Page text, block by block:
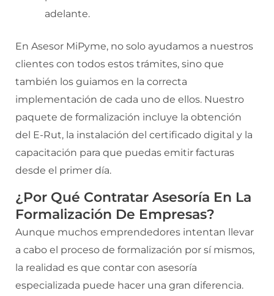
adelante.
En Asesor MiPyme, no solo ayudamos a nuestros
clientes con todos estos trámites, sino que
también los guiamos en la correcta
implementación de cada uno de ellos. Nuestro
paquete de formalización incluye la obtención
del E-Rut, la instalación del certificado digital y la
capacitación para que puedas emitir facturas
desde el primer día.
¿Por Qué Contratar Asesoría En La
Formalización De Empresas?
Aunque muchos emprendedores intentan llevar
a cabo el proceso de formalización por sí mismos,
la realidad es que contar con asesoría
especializada puede hacer una gran diferencia.